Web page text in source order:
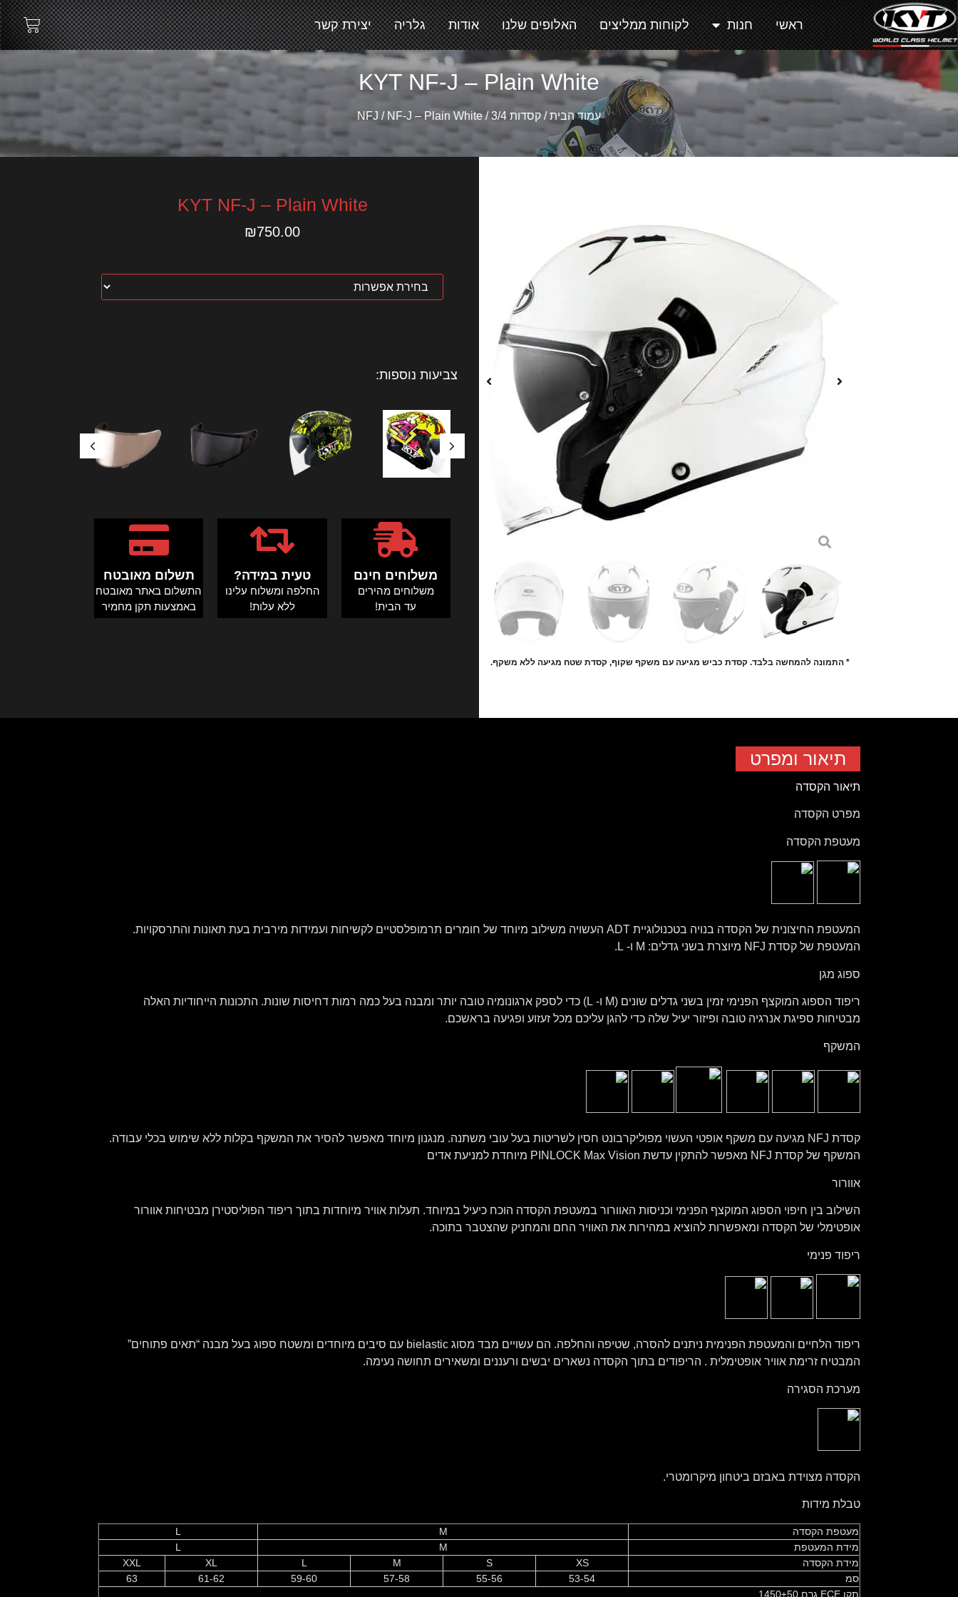
ראשי חנות לקוחות ממליצים האלופים שלנו אודות גלריה יצירת קשר
KYT NF-J – Plain White
עמוד הבית/ קסדות 3/4 /
NFJ / NF-J – Plain White
* התמונה להמחשה בלבד. קסדת כביש מגיעה עם משקף שקוף, קסדת שטח מגיעה ללא משקף.
KYT NF-J – Plain White
₪750.00
צביעות נוספות:
משלוחים חינם
משלוחים מהירים
עד הבית!
טעית במידה?
החלפה ומשלוח עלינו
ללא עלות!
תשלום מאובטח
התשלום באתר מאובטח
באמצעות תקן מחמיר
תיאור ומפרט
תיאור הקסדה
מפרט הקסדה
מעטפת הקסדה
המעטפת החיצונית של הקסדה בנויה בטכנולוגיית ADT העשויה משילוב מיוחד של חומרים תרמופלסטיים לקשיחות ועמידות מירבית בעת תאונות והתרסקויות.
המעטפת של קסדת NFJ מיוצרת בשני גדלים: M ו- L.
ספוג מגן
ריפוד הספוג המוקצף הפנימי זמין בשני גדלים שונים (M ו- L) כדי לספק ארגונומיה טובה יותר ומבנה בעל כמה רמות דחיסות שונות. התכונות הייחודיות האלה
מבטיחות ספיגת אנרגיה טובה ופיזור יעיל שלה כדי להגן עליכם מכל זעזוע ופגיעה בראשכם.
המשקף
קסדת NFJ מגיעה עם משקף אופטי העשוי מפוליקרבונט חסין לשריטות בעל עובי משתנה. מנגנון מיוחד מאפשר להסיר את המשקף בקלות ללא שימוש בכלי עבודה.
המשקף של קסדת NFJ מאפשר להתקין עדשת PINLOCK Max Vision מיוחדת למניעת אדים
אוורור
השילוב בין חיפוי הספוג המוקצף הפנימי וכניסות האוורור במעטפת הקסדה הוכח כיעיל במיוחד. תעלות אוויר מיוחדות בתוך ריפוד הפוליסטירן מבטיחות אוורור
אופטימלי של הקסדה ומאפשרות להוציא במהירות את האוויר החם והמחניק שהצטבר בתוכה.
ריפוד פנימי
ריפוד הלחיים והמעטפת הפנימית ניתנים להסרה, שטיפה והחלפה. הם עשויים מבד מסוג bielastic עם סיבים מיוחדים ומשטח ספוג בעל מבנה “תאים פתוחים”
המבטיח זרימת אוויר אופטימלית . הריפודים בתוך הקסדה נשארים יבשים ורעננים ומשאירים תחושה נעימה.
מערכת הסגירה
הקסדה מצוידת באבזם ביטחון מיקרומטרי.
טבלת מידות
מעטפת הקסדה M
L
מידת המעטפת
M
L
מידת הקסדה
XS
S
M
L
XL
XXL
סמ
53-54
55-56
57-58
59-60
61-62
63
תקן ECE גרם 1450±50